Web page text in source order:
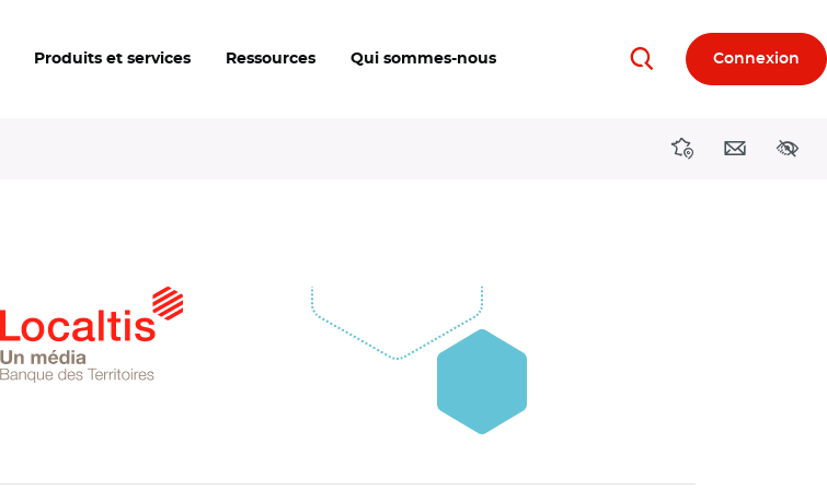
Produits et services Ressources Qui sommes-nous RechercherConnexion
DirectionsContact